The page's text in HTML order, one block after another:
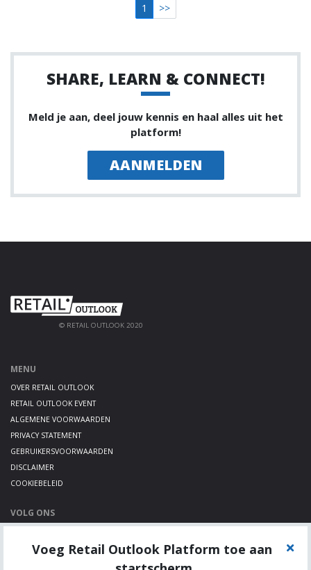
1 >>
SHARE, LEARN & CONNECT!
Meld je aan, deel jouw kennis en haal alles uit het
platform!
AANMELDEN
© RETAIL OUTLOOK 2020
MENU
OVER RETAIL OUTLOOK
RETAIL OUTLOOK EVENT
ALGEMENE VOORWAARDEN
PRIVACY STATEMENT
GEBRUIKERSVOORWAARDEN
DISCLAIMER
COOKIEBELEID
VOLG ONS
TWITTER
Voeg Retail Outlook Platform toe aan